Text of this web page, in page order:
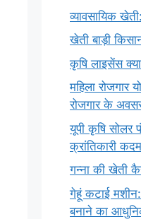
व्यावसायिक खेती:
खेती बाड़ी
कृषि लाइसेंस
महिला रोजगार
रोजगार के
यूपी कृषि सोलर
क्रांतिकारी कदम
गन्ना की खेती
गेहूं कटाई
बनाने का